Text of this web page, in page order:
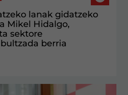
lanak gidatzeko
Mikel Hidalgo,
sektore
berria